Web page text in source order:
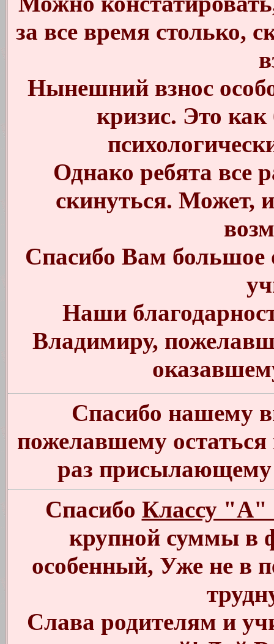
за все время столько,
Нынешний взнос
кризис. Это
Однако ребята все
скинуться. Может,
Спасибо Вам большое
Наши
Владимиру,
Спасибо нашему
пожелавшему
раз
Спасибо Классу "А"
крупной суммы в
особенный, Уже не в
Слава родителям и